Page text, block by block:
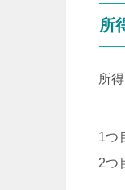
所
所
1つ
2つ